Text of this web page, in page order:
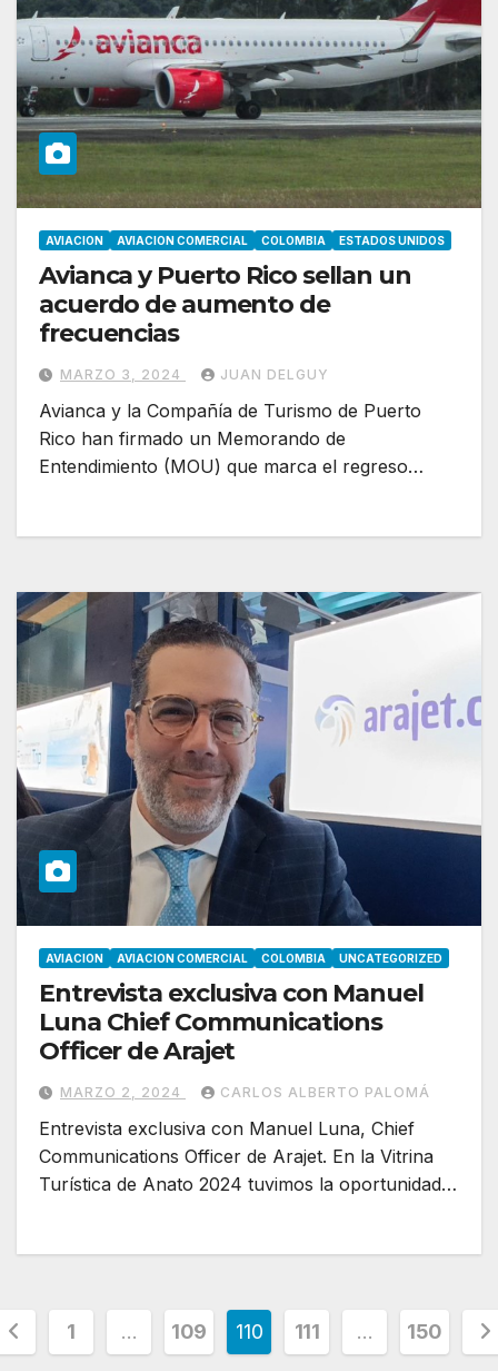
AVIACION AVIACION COMERCIAL COLOMBIA ESTADOS UNIDOS
Avianca y Puerto Rico sellan un
acuerdo de aumento de
frecuencias
MARZO 3, 2024 JUAN DELGUY
Avianca y la Compañía de Turismo de Puerto
Rico han firmado un Memorando de
Entendimiento (MOU) que marca el regreso…
AVIACION AVIACION COMERCIAL COLOMBIA UNCATEGORIZED
Entrevista exclusiva con Manuel
Luna Chief Communications
Officer de Arajet
MARZO 2, 2024 CARLOS ALBERTO PALOMÁ
Entrevista exclusiva con Manuel Luna, Chief
Communications Officer de Arajet. En la Vitrina
Turística de Anato 2024 tuvimos la oportunidad…
1 … 109 110 111 … 150